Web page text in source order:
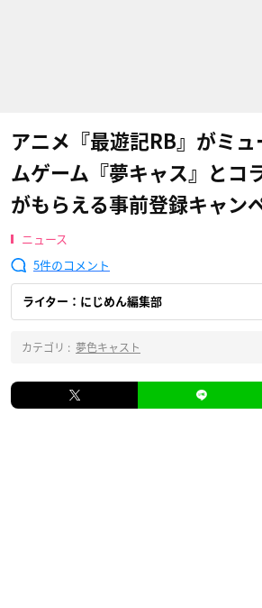
アニメ『最遊記RB』がミ
ムゲーム『夢キャス』とコ
がもらえる事前登録キャン
ニュース
5
ライター：にじめん編集部
カテゴリ : 夢色キャスト